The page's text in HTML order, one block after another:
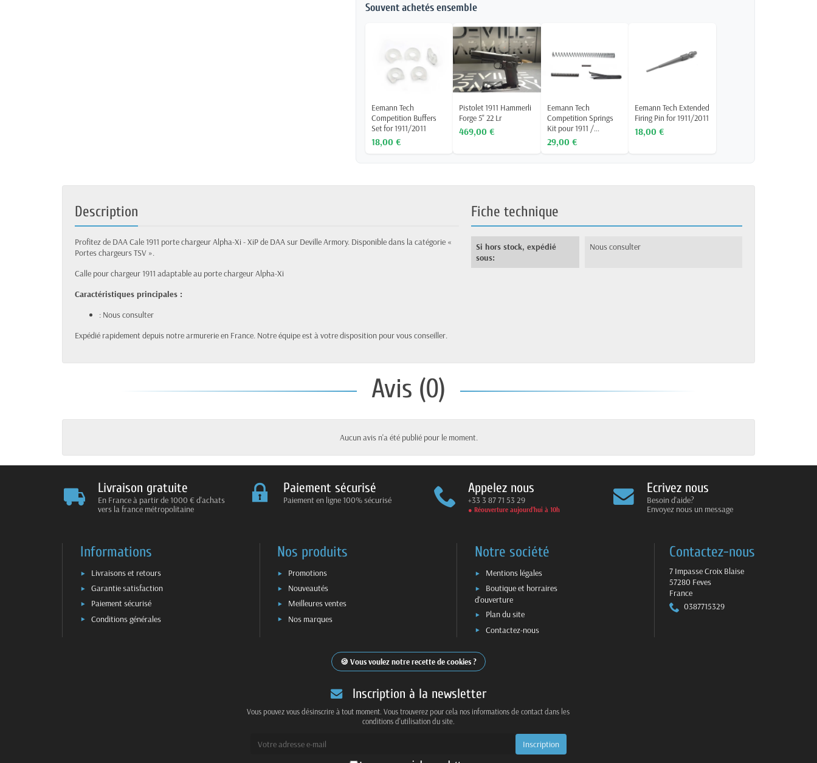
Souvent achetés ensemble
Eemann Tech
Competition Buffers
Set for 1911/2011
18,00 €
Pistolet 1911 Hammerli
Forge 5" 22 Lr
469,00 €
Eemann Tech
Competition Springs
Kit pour 1911 /...
29,00 €
Eemann Tech Extended
Firing Pin for 1911/2011
18,00 €
Description
Profitez de DAA Cale 1911 porte chargeur Alpha-Xi - XiP de DAA sur Deville Armory. Disponible dans la catégorie «
Portes chargeurs TSV ».
Calle pour chargeur 1911 adaptable au porte chargeur Alpha-Xi
Caractéristiques principales :
: Nous consulter
Expédié rapidement depuis notre armurerie en France. Notre équipe est à votre disposition pour vous conseiller.
Fiche technique
Si hors stock, expédié
sous:
Nous consulter
Avis (0)
Aucun avis n'a été publié pour le moment.
Livraison gratuite
En France à partir de 1000 € d'achats
vers la france métropolitaine
Paiement sécurisé
Paiement en ligne 100% sécurisé
Appelez nous
+33 3 87 71 53 29
● Réouverture aujourd’hui à 10h
Ecrivez nous
Besoin d'aide?
Envoyez nous un message
Informations
Livraisons et retours
Garantie satisfaction
Paiement sécurisé
Conditions générales
Nos produits
Promotions
Nouveautés
Meilleures ventes
Nos marques
Notre société
Mentions légales
Boutique et horraires
d'ouverture
Plan du site
Contactez-nous
Contactez-nous
7 Impasse Croix Blaise
57280 Feves
France
0387715329
Vous voulez notre recette de cookies ?
Inscription à la newsletter
Vous pouvez vous désinscrire à tout moment. Vous trouverez pour cela nos informations de contact dans les
conditions d'utilisation du site.